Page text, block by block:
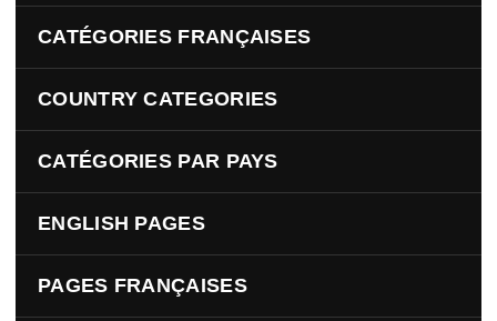
CATÉGORIES FRANÇAISES
COUNTRY CATEGORIES
CATÉGORIES PAR PAYS
ENGLISH PAGES
PAGES FRANÇAISES